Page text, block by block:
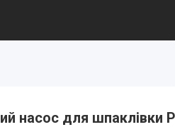
насос для шпаклівки